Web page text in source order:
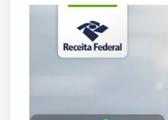
estabelece um período […]